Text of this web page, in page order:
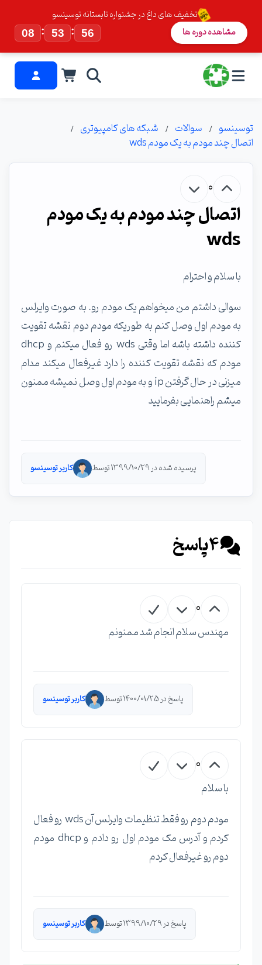
تخفیف های داغ در جشنواره تابستانه توسینسو
08
: 53 : 55 مشاهده دوره ها
توسینسو سوالات
شبکه های کامپیوتری
اتصال چند مودم به یک مودم wds
0
اتصال چند مودم به یک مودم
wds
با سلام و احترام
سوالی داشتم من میخواهم یک مودم رو. به صورت وایرلس
به مودم اول وصل کنم به طوریکه مودم دوم نقشه تقویت
کننده داشته باشه اما وقتی wds رو فعال میکنم و dhcp
مودم که نقشه تقویت کننده را دارد غیرفعال میکند مدام
میزنی در حال گرفتن ip و به مودم اول وصل نمیشه ممنون
میشم راهنمایی بفرمایید
پرسیده شده در 1399/10/29 توسط کاربر توسینسو
4پاسخ
0
مهندس سلام انجام شد ممنونم
پاسخ در 1400/01/25 توسط کاربر توسینسو
0
با سلام
مودم دوم رو فقط تنظیمات وایرلس آن wds رو فعال
کردم و آدرس مک مودم اول رو دادم و dhcp مودم
دوم رو غیرفعال کردم
پاسخ در 1399/10/29 توسط کاربر توسینسو